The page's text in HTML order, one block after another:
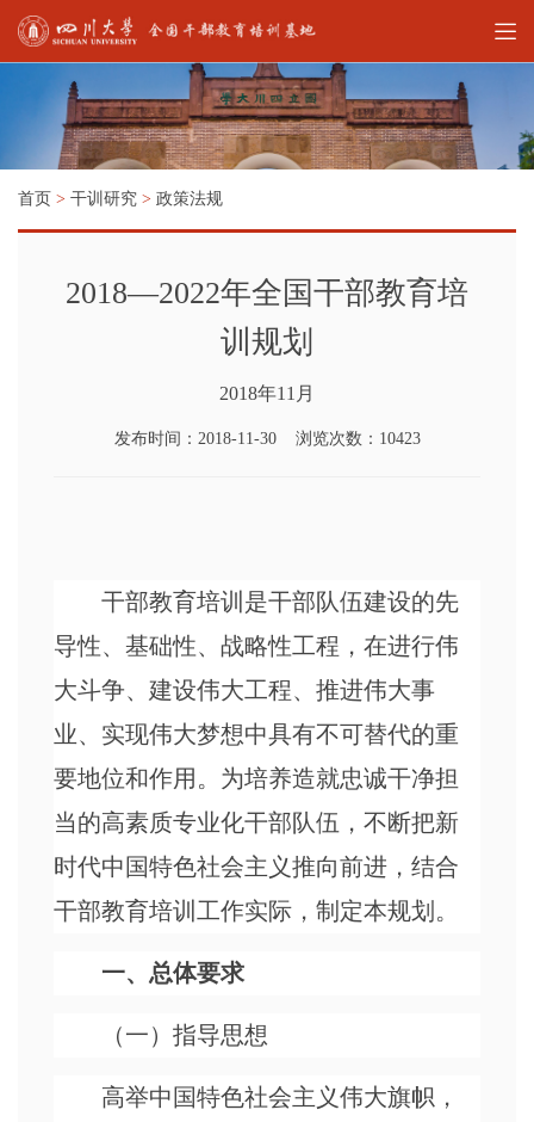
首页 > 干训研究 > 政策法规
2018—2022年全国干部教育培
训规划
2018年11月
发布时间：2018-11-30 浏览次数：10423
干部教育培训是干部队伍建设的先
导性、基础性、战略性工程，在进行伟
大斗争、建设伟大工程、推进伟大事
业、实现伟大梦想中具有不可替代的重
要地位和作用。为培养造就忠诚干净担
当的高素质专业化干部队伍，不断把新
时代中国特色社会主义推向前进，结合
干部教育培训工作实际，制定本规划。
一、总体要求
（一）指导思想
高举中国特色社会主义伟大旗帜，